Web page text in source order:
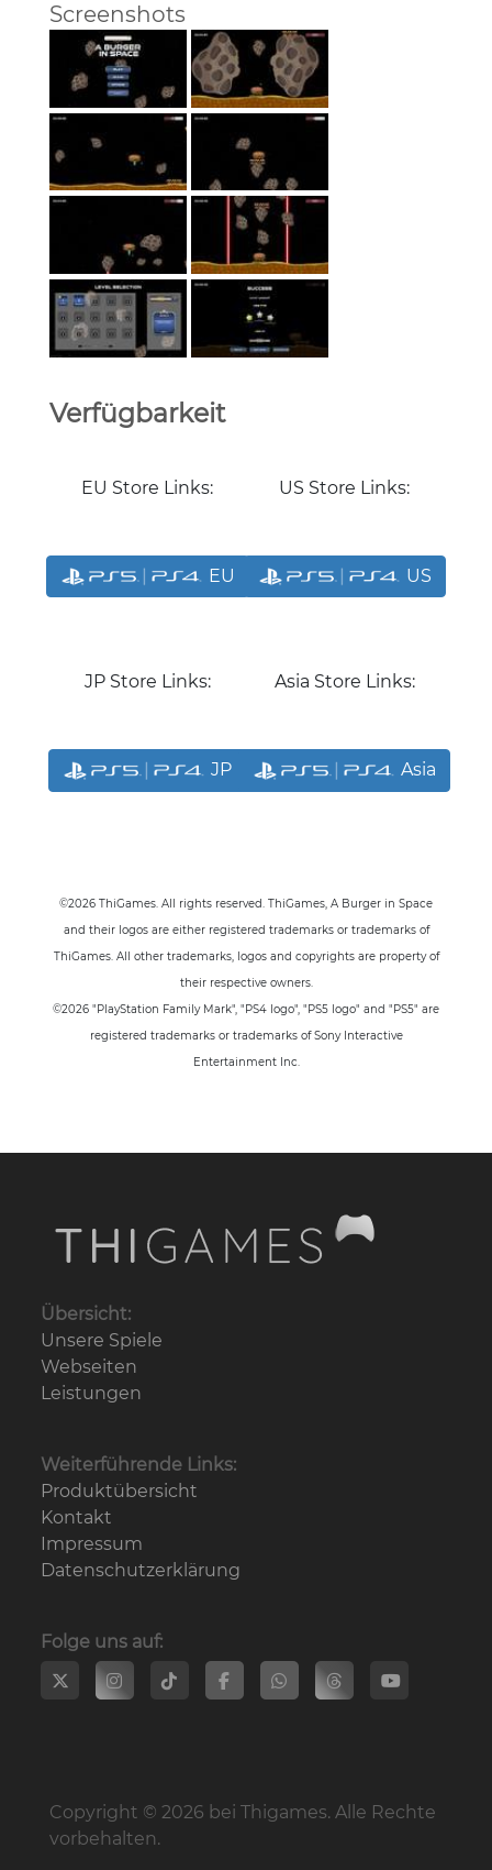
Screenshots
Verfügbarkeit
EU Store Links:
EU
US Store Links:
US
JP Store Links:
JP
Asia Store Links:
Asia
©2026 ThiGames. All rights reserved. ThiGames, A Burger in Space
and their logos are either registered trademarks or trademarks of
ThiGames. All other trademarks, logos and copyrights are property of
their respective owners.
©2026 "PlayStation Family Mark", "PS4 logo", "PS5 logo" and "PS5" are
registered trademarks or trademarks of Sony Interactive
Entertainment Inc.
Übersicht:
Unsere Spiele
Webseiten
Leistungen
Weiterführende Links:
Produktübersicht
Kontakt
Impressum
Datenschutz­erklärung
Folge uns auf:
Copyright © 2026 bei Thigames. Alle Rechte
vorbehalten.